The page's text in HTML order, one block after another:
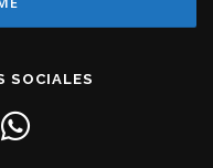
SOCIALES